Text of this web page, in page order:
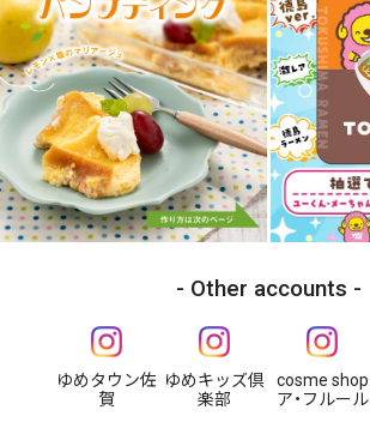
Other accounts
ゆめタウン佐
賀
ゆめキッズ倶
楽部
cosme shop
ア・フルール